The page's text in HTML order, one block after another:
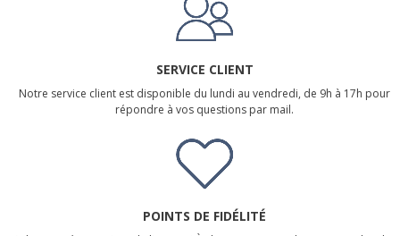
SERVICE CLIENT
Notre service client est disponible du lundi au vendredi, de 9h à 17h pour
répondre à vos questions par mail.
POINTS DE FIDÉLITÉ